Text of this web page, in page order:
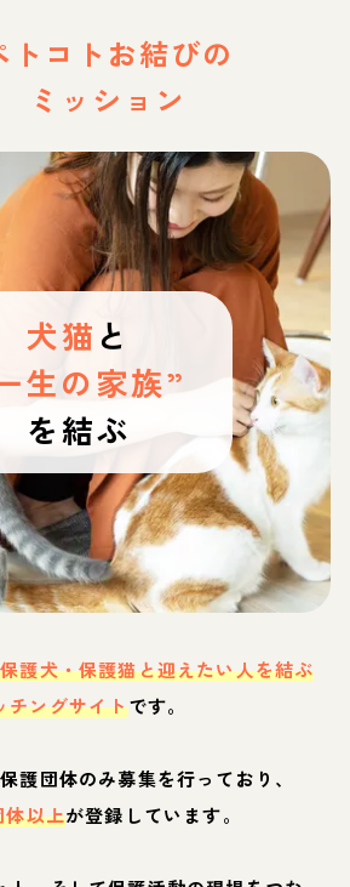
トコトお結びの
ミッション
犬猫 と
生の家族”
を結ぶ
保護犬・保護猫と迎えたい人を結ぶ
チングサイトです。
護団体のみ募集を行っており、
体以上が登録しています。